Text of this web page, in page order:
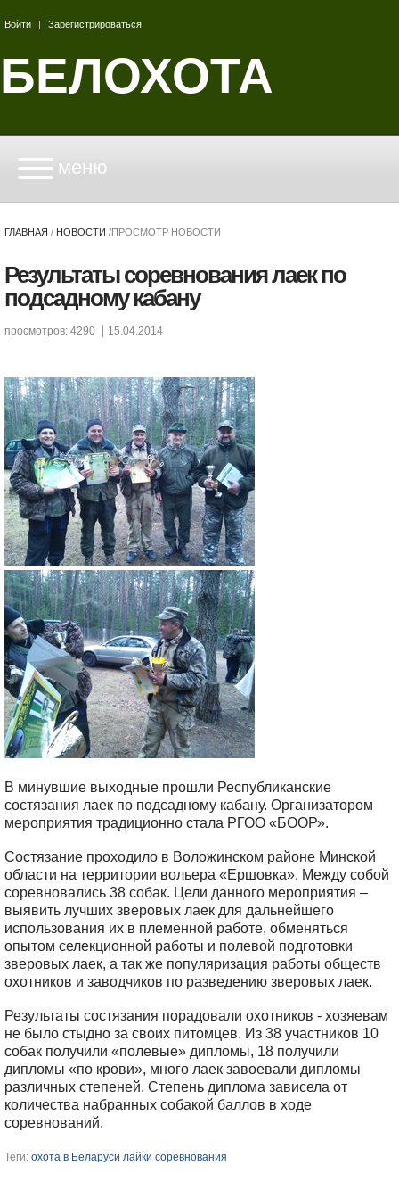
Войти | Зарегистрироваться
БЕЛОХОТА
меню
ГЛАВНАЯ / НОВОСТИ /ПРОСМОТР НОВОСТИ
Результаты соревнования лаек по
подсадному кабану
просмотров: 4290 15.04.2014
В минувшие выходные прошли Республиканские
состязания лаек по подсадному кабану. Организатором
мероприятия традиционно стала РГОО «БООР».
Состязание проходило в Воложинском районе Минской
области на территории вольера «Ершовка». Между собой
соревновались 38 собак. Цели данного мероприятия –
выявить лучших зверовых лаек для дальнейшего
использования их в племенной работе, обменяться
опытом селекционной работы и полевой подготовки
зверовых лаек, а так же популяризация работы обществ
охотников и заводчиков по разведению зверовых лаек.
Результаты состязания порадовали охотников - хозяевам
не было стыдно за своих питомцев. Из 38 участников 10
собак получили «полевые» дипломы, 18 получили
дипломы «по крови», много лаек завоевали дипломы
различных степеней. Степень диплома зависела от
количества набранных собакой баллов в ходе
соревнований.
Теги: охота в Беларуси лайки соревнования